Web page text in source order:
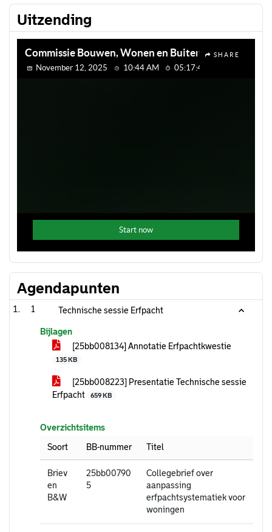
Uitzending
Agendapunten
1 Technische sessie Erfpacht
Bijlagen
[25bb008134] Annotatie Erfpachtkwestie
135 KB
[25bb008223] Presentatie Technische sessie
Erfpacht
659 KB
Overzichtsitems
Soort
BB-nummer Titel
Briev
en
B&W
25bb00790
5
Collegebrief over
aanpassing
erfpachtsystematiek voor
woningen